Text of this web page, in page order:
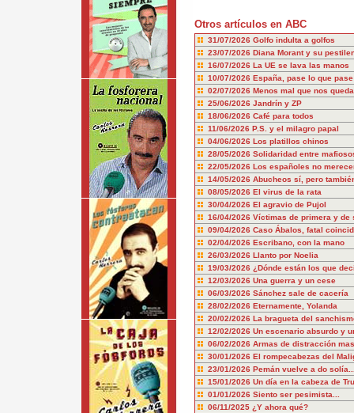
Otros artículos en ABC
31/07/2026 Golfo indulta a golfos
23/07/2026 Diana Morant y su
16/07/2026 La UE se lava las manos
10/07/2026 España, pase lo que pase
02/07/2026 Menos mal que nos
25/06/2026 Jandrín y ZP
18/06/2026 Café para todos
11/06/2026 P.S. y el milagro papal
04/06/2026 Los platillos chinos
28/05/2026 Solidaridad entre
22/05/2026 Los españoles no
14/05/2026 Abucheos sí, pero
08/05/2026 El virus de la rata
30/04/2026 El agravio de Pujol
16/04/2026 Víctimas de primera y de
09/04/2026 Caso Ábalos, fatal
02/04/2026 Escribano, con la mano
26/03/2026 Llanto por Noelia
19/03/2026 ¿Dónde están los que
12/03/2026 Una guerra y un cese
06/03/2026 Sánchez sale de cacería
28/02/2026 Eternamente, Yolanda
20/02/2026 La bragueta del
12/02/2026 Un escenario absurdo y
06/02/2026 Armas de distracción
30/01/2026 El rompecabezas del
23/01/2026 Pemán vuelve a do
15/01/2026 Un día en la cabeza de
01/01/2026 Siento ser pesimista...
06/11/2025 ¿Y ahora qué?